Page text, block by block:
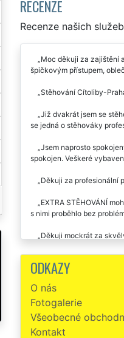
RECENZE
Recenze našich
Moc děkuji za zajištění
špičkovým přístupem,
Stěhování Cítoliby-
Již dvakrát jsem se
se jedná o stěhováky
Jsem naprosto
spokojen. Veškeré
Děkuji za profesionální
EXTRA STĚHOVÁNÍ
s nimi proběhlo bez
Děkuji mockrát za
problémů, pánové jsou
Precizní, slušní, milí a
STĚHOVÁNÍ. Jejich
Stěhování Cítoliby -
ODKAZY
O nás
Fotogalerie
Všeobecné
Kontakt